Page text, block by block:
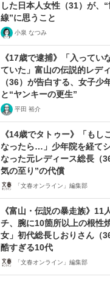
した日本人女性（31）が、
線”に思うこと
小泉 なつみ
《17歳で逮捕》「入ってい
ていた」富山の伝説的レデ
（36）が告白する、女子少
と“ヤンキーの更生”
平田 裕介
《14歳でタトゥー》「もし
なったら…」少年院を経て
なった元レディース総長（
気の至り”の代償
「文春オンライン」編集部
《富山・伝説の暴走族》11
チ、腕に10箇所以上の根性
女」初代総長しおりさん（
酷すぎる10代
「文春オンライン」編集部